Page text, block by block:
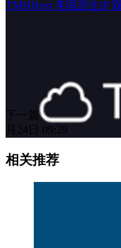
TMHHost 美国原生IP
下一篇
月24日 09:29
相关推荐